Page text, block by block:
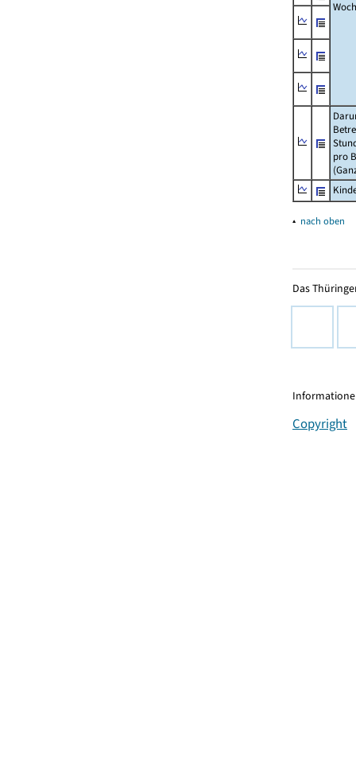
pro
▴ nach oben
Das
Copyright